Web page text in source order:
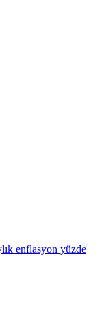
enflasyon yüzde